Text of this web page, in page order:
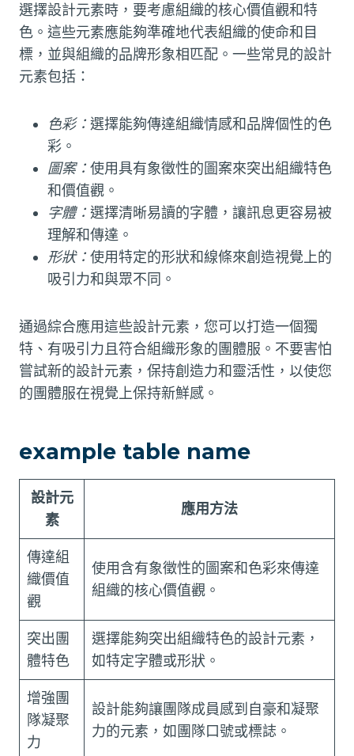
選擇設計元素時，要考慮組織的核心價值觀和特
色。這些元素應能夠準確地代表組織的使命和目
標，並與組織的品牌形象相匹配。一些常見的設計
元素包括：
色彩： 選擇能夠傳達組織情感和品牌個性的色
彩。
圖案： 使用具有象徵性的圖案來突出組織特色
和價值觀。
字體： 選擇清晰易讀的字體，讓訊息更容易被
理解和傳達。
形狀： 使用特定的形狀和線條來創造視覺上的
吸引力和與眾不同。
通過綜合應用這些設計元素，您可以打造一個獨
特、有吸引力且符合組織形象的團體服。不要害怕
嘗試新的設計元素，保持創造力和靈活性，以使您
的團體服在視覺上保持新鮮感。
example table name
設計元
素
應用方法
傳達組
織價值
觀
使用含有象徵性的圖案和色彩來傳達
組織的核心價值觀。
突出團
體特色
選擇能夠突出組織特色的設計元素，
如特定字體或形狀。
增強團
隊凝聚
力
設計能夠讓團隊成員感到自豪和凝聚
力的元素，如團隊口號或標誌。